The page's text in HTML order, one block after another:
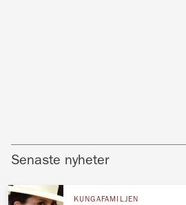
Senaste nyheter
KUNGAFAMILJEN